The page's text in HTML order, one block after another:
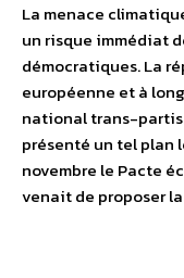
La menace
un risque immédiat
démocratiques. La
européenne et à
national trans-
présenté un tel plan
novembre le Pacte
venait de proposer